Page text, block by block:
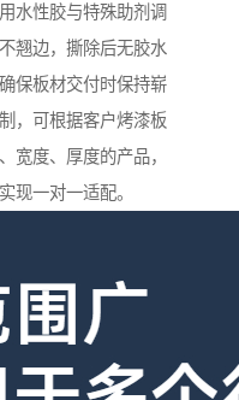
水性胶与特殊助剂调
翘边，撕除后无胶水
保板材交付时保持崭
，可根据客户烤漆板
宽度、厚度的产品，
现一对一适配。